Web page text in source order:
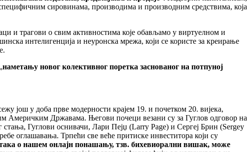
сировинама, производима и производним средствима, која
и трагови о свим активностима које обављамо у виртуелном и
интелигенција и неуронска мрежа, који се користе за креирање
наметању новог колективног поретка заснованог на потпуној
још у доба прве модерности крајем 19. и почетком 20. вијека,
Америчким Државама. Његови почеци везани су за Гуглов одговор на
Гуглови оснивачи, Лари Пејџ (Larry Page) и Сергеј Брин (Sergey
оглашавања. Трпећи све веће притиске инвеститора који су
о нашем онлајн понашању, тзв. бихевиорални вишак, може